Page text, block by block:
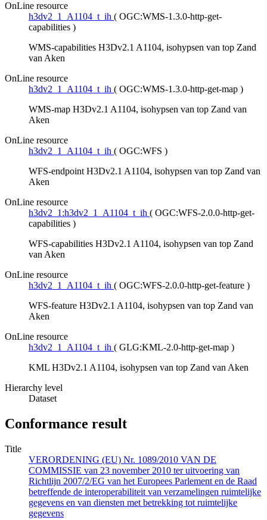
OnLine resource
h3dv2_1_A1104_t_ih ( OGC:WMS-1.3.0-http-get-
capabilities )
WMS-capabilities H3Dv2.1 A1104, isohypsen van top Zand
van Aken
OnLine resource
h3dv2_1_A1104_t_ih ( OGC:WMS-1.3.0-http-get-map )
WMS-map H3Dv2.1 A1104, isohypsen van top Zand van
Aken
OnLine resource
h3dv2_1_A1104_t_ih ( OGC:WFS )
WFS-endpoint H3Dv2.1 A1104, isohypsen van top Zand van
Aken
OnLine resource
h3dv2_1:h3dv2_1_A1104_t_ih ( OGC:WFS-2.0.0-http-get-
capabilities )
WFS-capabilities H3Dv2.1 A1104, isohypsen van top Zand
van Aken
OnLine resource
h3dv2_1_A1104_t_ih ( OGC:WFS-2.0.0-http-get-feature )
WFS-feature H3Dv2.1 A1104, isohypsen van top Zand van
Aken
OnLine resource
h3dv2_1_A1104_t_ih ( GLG:KML-2.0-http-get-map )
KML H3Dv2.1 A1104, isohypsen van top Zand van Aken
Hierarchy level
Dataset
Conformance result
Title
VERORDENING (EU) Nr. 1089/2010 VAN DE
COMMISSIE van 23 november 2010 ter uitvoering van
Richtlijn 2007/2/EG van het Europees Parlement en de Raad
betreffende de interoperabiliteit van verzamelingen ruimtelijke
gegevens en van diensten met betrekking tot ruimtelijke
gegevens